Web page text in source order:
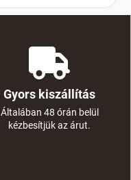
Gyors kiszállítás
Általában 48 órán belül
kézbesítjük az árut.